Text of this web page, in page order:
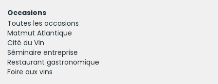
Occasions
Toutes les occasions
Matmut Atlantique
Cité du Vin
Séminaire entreprise
Restaurant gastronomique
Foire aux vins